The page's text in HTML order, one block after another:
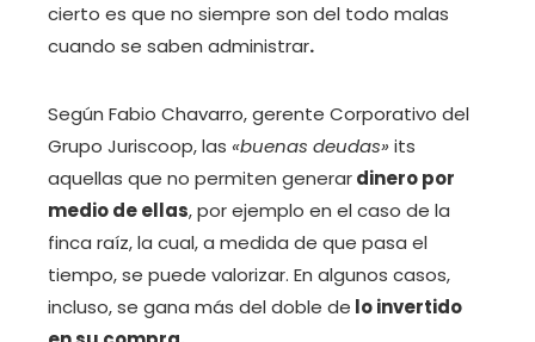
cierto es que no siempre son del todo malas
cuando se saben administrar.
Según Fabio Chavarro, gerente Corporativo del
Grupo Juriscoop, las «buenas deudas»its
aquellas que no permiten generardinero por
medio de ellas, por ejemplo en el caso de la
finca raíz, la cual, a medida de que pasa el
tiempo, se puede valorizar. En algunos casos,
incluso, se gana más del doble de lo invertido